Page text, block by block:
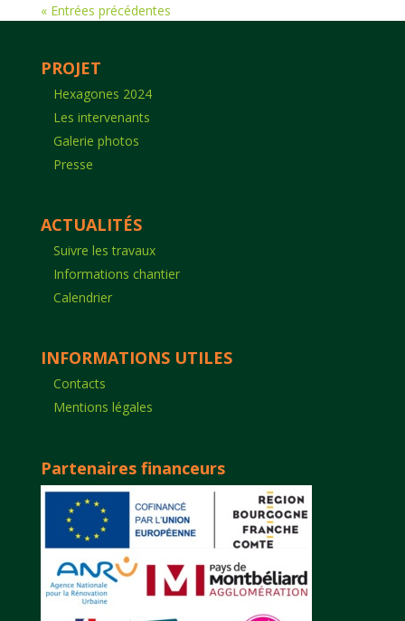
« Entrées précédentes
PROJET
Hexagones 2024
Les intervenants
Galerie photos
Presse
ACTUALITÉS
Suivre les travaux
Informations chantier
Calendrier
INFORMATIONS UTILES
Contacts
Mentions légales
Partenaires financeurs